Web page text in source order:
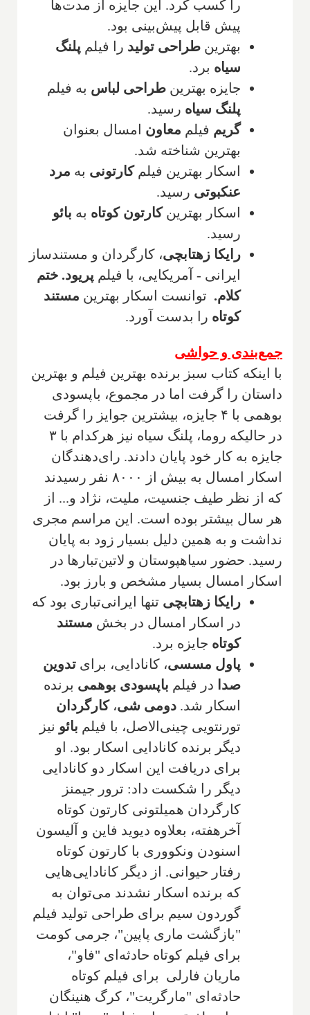
را کسب کرد. این جایزه از مدت‌ها
پیش قابل پیش‌بینی بود.
بهترین طراحی تولید را فیلم پلنگ
سیاه برد.
جایزه بهترین طراحی لباس به فیلم
پلنگ سیاه رسید.
گریم فیلم معاون
امسال بعنوان
بهترین شناخته شد.
اسکار بهترین فیلمکارتونی به مرد
عنکبوتی رسید.
اسکار بهترینکارتون کوتاه به بائو
رسید.
رایکا زهتابچی، کارگردان و مستندساز
ایرانی - آمریکایی، با فیلم پریود. ختم
کلام. توانست اسکار بهترین مستند
کوتاه را بدست آورد.
جمع‌بندی و حواشی
با اینکه کتاب سبز برنده بهترین فیلم و بهترین
داستان را گرفت اما در مجموع، باپسودی
بوهمی با ۴ جایزه، بیشترین جوایز را گرفت
در حالیکه روما، پلنگ سیاه نیز هرکدام با ۳
جایزه به کار خود پایان دادند. رای‌دهندگان
اسکار امسال به بیش از ۸۰۰۰ نفر رسیدند
که از نظر طیف جنسیت، ملیت، نژاد و... از
هر سال بیشتر بوده است. این مراسم مجری
نداشت و به همین دلیل بسیار زود به پایان
رسید. حضور سیاهپوستان و لاتین‌تبارها در
اسکار امسال بسیار مشخص و بارز بود.
رایکا زهتابچی تنها ایرانی‌تباری بود که
در اسکار امسال در بخش مستند
کوتاه جایزه برد.
پاول مسسی، کانادایی، برای تدوین
صدا در فیلم باپسودی بوهمی برنده
اسکار شد. دومی شی،کارگردان
تورنتویی چینی‌الاصل، با فیلم بائو نیز
دیگر برنده کانادایی اسکار بود. او
برای دریافت این اسکار دو کانادایی
دیگر را شکست داد: ترور جیمنز
کارگردان همیلتونی کارتون کوتاه
آخرهفته، بعلاوه دیوید فاین و آلیسون
اسنودن ونکووری با کارتون کوتاه
رفتار حیوانی. از دیگر کانادایی‌هایی
که برنده اسکار نشدند می‌توان به
گوردون سیم برای طراحی تولید فیلم
"بازگشت ماری پاپین"، جرمی کومت
برای فیلم کوتاه حادثه‌ای "فاو"،
ماریان فارلی برای فیلم کوتاه
حادثه‌ای "مارگریت"، کرگ هنینگان